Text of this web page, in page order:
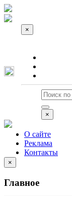
×
×
О сайте
Реклама
Контакты
×
Главное